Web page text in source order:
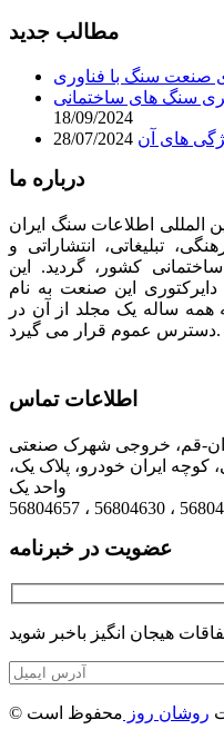
مطالب جدید
سنگ های ساختمانی
18/09/2024
های آن 28/07/2024
درباره ما
اطلاعات سنگ ایران
فرهنگی، تبلیغاتی، انتشاراتی و
کشور، گردید. این
این صنعت به نام
ساله یک مجلد از آن در
دسترس عموم قرار می گیرد.
اطلاعات تماس
45 اتوبان تهران-قم، خروجی شهرک صنعتی
کوچه ایران خودرو، پلاک یک،
واحد یک
عضویت در خبرنامه
روشان روز